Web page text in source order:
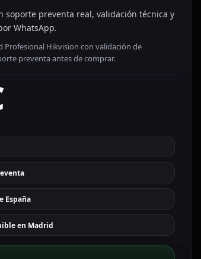
soporte preventa real, validación técnica y
WhatsApp.
Profesional Hikvision con validación de
preventa antes de comprar.
España
en Madrid